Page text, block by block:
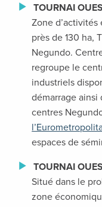
TOURNAI
Zone
près de 130 ha,
Negundo.
regroupe le
industriels
démarrage
centres
espaces de
TOURNAI
Situé dans le
zone